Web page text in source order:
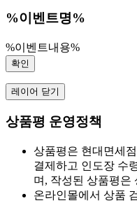
%이벤트명%
%이벤트내용%
확인
레이어 닫기
상품평 운영정책
상품평은 현대면세
결제하고 인도장 수
며, 작성된 상품평은
온라인몰에서 상품